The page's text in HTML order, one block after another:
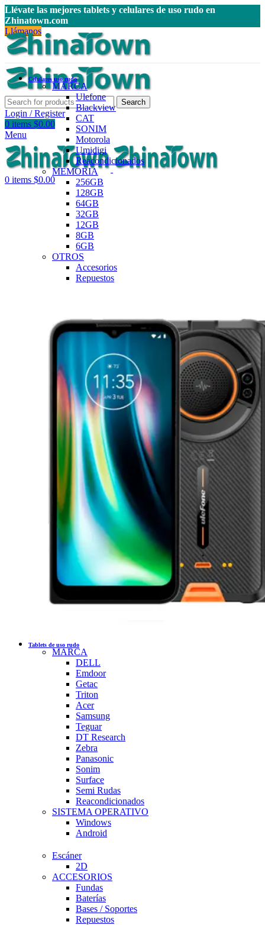
Llévate las mejores tablets y celulares de uso rudo en
Zhinatown.com
Llámanos
Search
Login / Register
0 items $0.00
Menu
0 items $0.00
Celulares uso rudo
MARCA
Ulefone
Blackview
CAT
SONIM
Motorola
Umidigi
Reacondicionados
MEMORIA
256GB
128GB
64GB
32GB
12GB
8GB
6GB
OTROS
Accesorios
Repuestos
Tablets de uso rudo
MARCA
DELL
Emdoor
Getac
Triton
Acer
Samsung
Teguar
DT Research
Zebra
Panasonic
Sonim
Surface
Semi Rudas
Reacondicionados
SISTEMA OPERATIVO
Windows
Android
Escáner
2D
ACCESORIOS
Fundas
Baterías
Bases / Soportes
Repuestos